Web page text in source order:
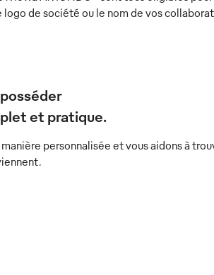
de société ou le nom de vos
et pratique.
personnalisée et vous aidons à